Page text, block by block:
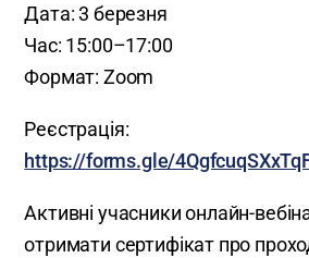
Дата: 3 березня
Час: 15:00–17:00
Формат: Zoom
Реєстрація:
https://forms.gle/
Активні учасники онлайн-
отримати сертифікат про